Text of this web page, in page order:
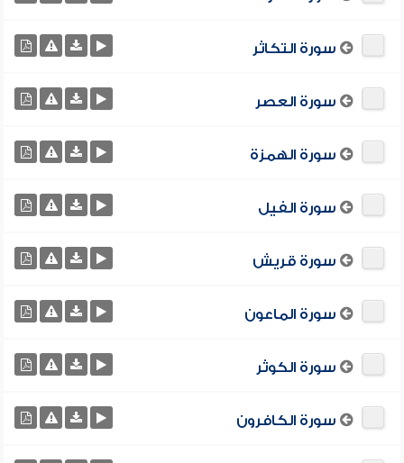
سورة التكاثر
سورة العصر
سورة الهمزة
سورة الفيل
سورة قريش
سورة الماعون
سورة الكوثر
سورة الكافرون